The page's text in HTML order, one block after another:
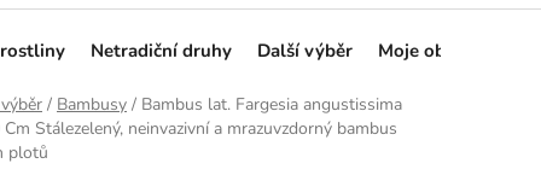
KOŠÍK
Netradiční druhy Další výběr Moje objednávka
/ Bambusy / Bambus lat. Fargesia angustissima
Stálezelený, neinvazivní a mrazuvzdorný bambus
plotů